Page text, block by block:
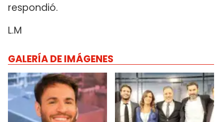
respondió.
L.M
GALERÍA DE IMÁGENES